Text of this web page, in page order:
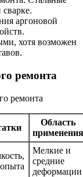
аргоновой
хотя возможен
ремонта
ремонта
Область
применения
Мелкие и
средние
деформации